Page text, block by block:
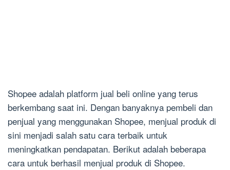
Shopee adalah platform jual beli online yang terus
berkembang saat ini. Dengan banyaknya pembeli dan
penjual yang menggunakan Shopee, menjual produk di
sini menjadi salah satu cara terbaik untuk
meningkatkan pendapatan. Berikut adalah beberapa
cara untuk berhasil menjual produk di Shopee.